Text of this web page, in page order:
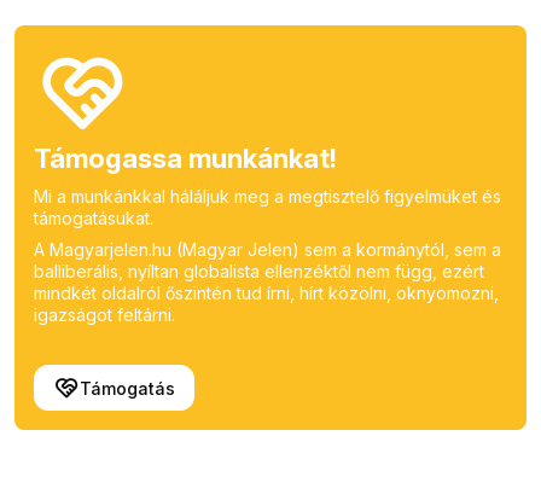
Támogassa munkánkat!
Mi a munkánkkal háláljuk meg a megtisztelő figyelmüket és
támogatásukat.
A Magyarjelen.hu (Magyar Jelen) sem a kormánytól, sem a
balliberális, nyíltan globalista ellenzéktől nem függ, ezért
mindkét oldalról őszintén tud írni, hírt közölni, oknyomozni,
igazságot feltárni.
Támogatás